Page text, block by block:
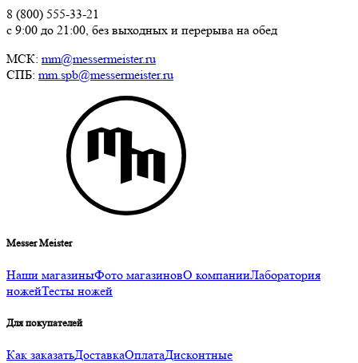
8 (800) 555-33-21
с 9:00 до 21:00, без выходных и перерыва на обед
МСК: mm@messermeister.ru
СПБ: mm.spb@messermeister.ru
Messer Meister
Наши магазиныФото магазиновО компанииЛаборатория
ножейТесты ножей
Для покупателей
Как заказатьДоставкаОплатаДисконтные